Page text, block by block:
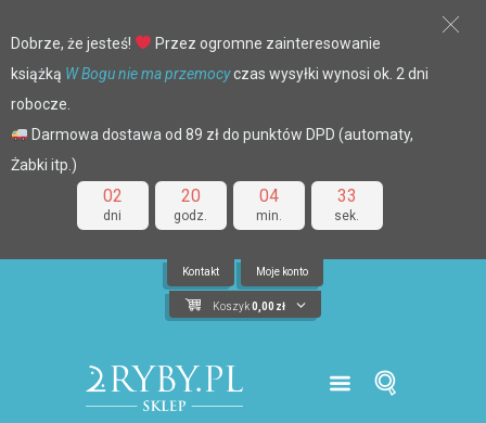
02
dni
20
godz.
04
min.
33
sek.
Dobrze, że jesteś!
Przez ogromne zainteresowanie
książką W Bogu nie ma przemocyczas wysyłki wynosi ok. 2 dni
robocze.
Darmowa dostawa od 89 zł do punktów DPD (automaty,
Żabki itp.)
Kontakt Moje konto
Koszyk 0,00 zł